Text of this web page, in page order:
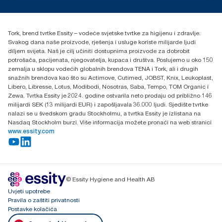
+385 913 900 004
H-1021 Budapest
Budakeszi út 51.
Tork, brend tvrtke Essity – vodeće svjetske tvrtke za higijenu i zdravlje.
Svakog dana naše proizvode, rješenja i usluge koriste milijarde ljudi
diljem svijeta. Naš je cilj učiniti dostupnima proizvode za dobrobit
potrošača, pacijenata, njegovatelja, kupaca i društva. Poslujemo u oko 150
zemalja u sklopu vodećih globalnih brendova TENA i Tork, ali i drugih
snažnih brendova kao što su Actimove, Cutimed, JOBST, Knix, Leukoplast,
Libero, Libresse, Lotus, Modibodi, Nosotras, Saba, Tempo, TOM Organic i
Zewa. Tvrtka Essity je 2024. godine ostvarila neto prodaju od približno 146
milijardi SEK (13 milijardi EUR) i zapošljavala 36.000 ljudi. Sjedište tvrtke
nalazi se u švedskom gradu Stockholmu, a tvrtka Essity je izlistana na
Nasdaq Stockholm burzi. Više informacija možete pronaći na web stranici
www.essity.com
© Essity Hygiene and Health AB
Uvjeti upotrebe
Pravila o zaštiti privatnosti
Postavke kolačića